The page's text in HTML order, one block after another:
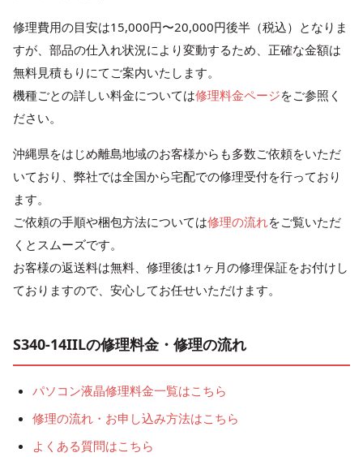
修理費用の目安は15,000円〜20,000円後半（税込）となりま
すが、部品の仕入れ状況により変動するため、正確な金額は
無料見積もりにてご案内いたします。
機種ごとの詳しい料金については修理料金ページをご参照く
ださい。
沖縄県をはじめ離島地域のお客様からも多数ご依頼をいただ
いており、弊社では全国から宅配での修理受付を行っており
ます。
ご依頼の手順や梱包方法については修理の流れをご覧いただ
くとスムーズです。
お客様の返送料は無料、修理後は1ヶ月の修理保証をお付けし
ておりますので、安心してお任せいただけます。
S340-14IILの修理料金・修理の流れ
パソコン液晶修理料金一覧はこちら
修理の流れ・お申し込み方法はこちら
よくある質問はこちら